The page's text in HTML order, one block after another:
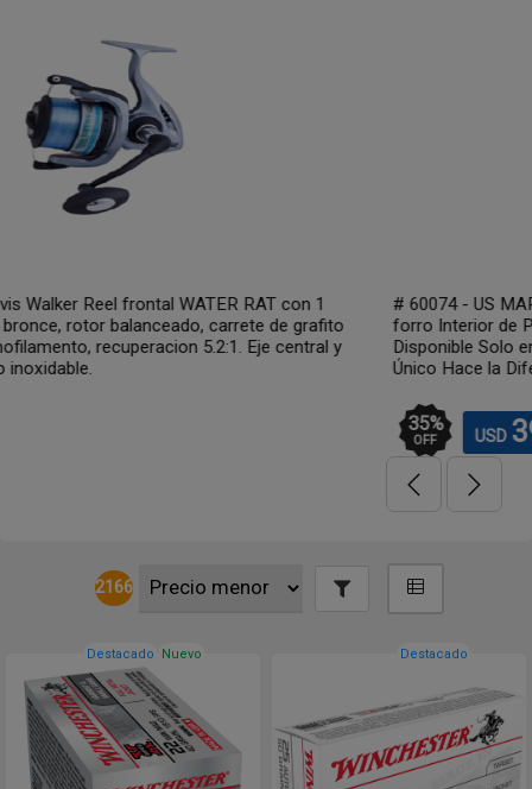
# 60074 - US MARINES CORP Campera de Entrenamiento con
forro Interior de Poliéster - Abrigada, Elegante, Cortaviento -
Disponible Solo en Talle Medium Color Negro y Rojo - Modelo
Único Hace la Diferencia Ver tabla de talles en la 2° imagen.
2166
Destacado Nuevo Destacado